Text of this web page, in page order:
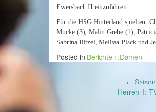
Ewersbach II einzufahren.
Für die HSG Hinterland spielten:
Mucke (3), Malin Grebe (1),
Sabrina Ritzel, Melissa Plack und
Posted in Berichte 1.Damen
←
Herren II: